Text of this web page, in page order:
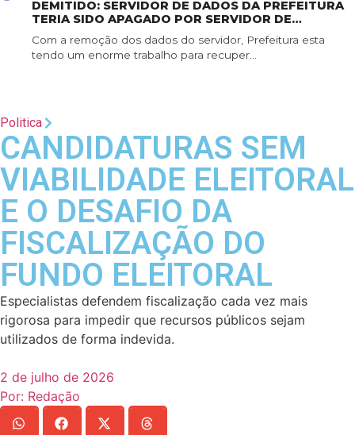
DEMITIDO: SERVIDOR DE DADOS DA PREFEITURA
TERIA SIDO APAGADO POR SERVIDOR DE
CONFIANÇA
Com a remoção dos dados do servidor, Prefeitura esta
tendo um enorme trabalho para recuper...
Politica
CANDIDATURAS SEM
VIABILIDADE ELEITORAL
E O DESAFIO DA
FISCALIZAÇÃO DO
FUNDO ELEITORAL
Especialistas defendem fiscalização cada vez mais
rigorosa para impedir que recursos públicos sejam
utilizados de forma indevida.
2 de julho de 2026
Por: Redação